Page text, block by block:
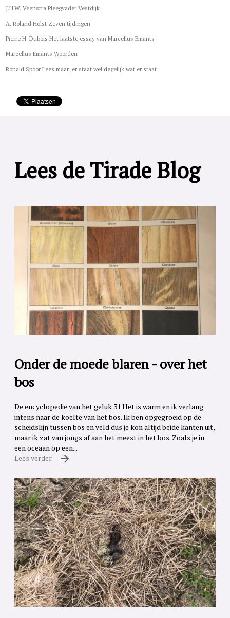
J.H.W. Veenstra Pleegvader Vestdijk
A. Roland Holst Zeven tijdingen
Pierre H. Dubois Het laatste essay van Marcellus Emants
Marcellus Emants Woorden
Ronald Spoor Lees maar, er staat wel degelijk wat er staat
Lees de Tirade Blog
Onder de moede blaren - over het
bos
De encyclopedie van het geluk 31 Het is warm en ik verlang
intens naar de koelte van het bos. Ik ben opgegroeid op de
scheidslijn tussen bos en veld dus je kon altijd beide kanten uit,
maar ik zat van jongs af aan het meest in het bos. Zoals je in
een oceaan op een...
Lees verder